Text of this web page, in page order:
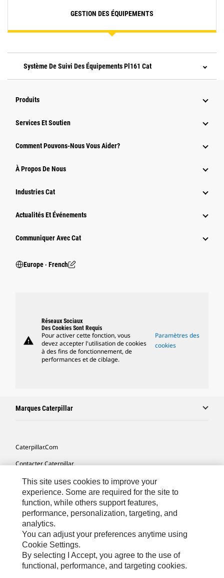
GESTION DES ÉQUIPEMENTS
Système De Suivi Des Équipements Pl161 Cat
Produits
Services Et Soutien
Comment Pouvons-Nous Vous Aider?
À Propos De Nous
Industries Cat
Actualités Et Événements
Communiquer Avec Cat
Europe ‧ French
warning
Réseaux Sociaux
Des Cookies Sont Requis
Pour activer cette fonction, vous
devez accepter l'utilisation de cookies
à des fins de fonctionnement, de
performances et de ciblage.
Paramètres des
cookies
Marques Caterpillar
Caterpillar.com
Contacter Caterpillar
Mes Préférences Marketing
Plan Du Site
Cookie Settings
Légales
Confidentialité
This site uses cookies to improve your
experience. Some are required for the site to
function, while others support features,
performance, personalization, targeting, and
analytics.
You can adjust your preferences anytime using
Cookie Settings.
By selecting I Accept, you agree to the use of
functional, performance, and targeting cookies.